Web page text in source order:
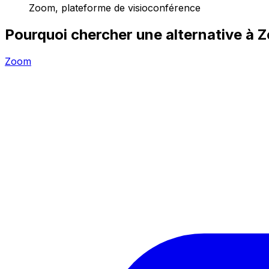
Zoom, plateforme de visioconférence
Pourquoi chercher une alternative à
Zoom